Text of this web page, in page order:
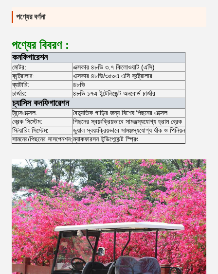
পণ্যের বর্ণনা
পণ্যের বিবরণ :
কনফিগারেশন
মোটর:
এক্সকার ৪৮ভি ৩.৭ কিলোওয়াট (এসি)
কন্ট্রোলার:
এক্সকার ৪৮ভি/৩৫০এ এসি কন্ট্রোলার
ব্যাটারি:
৪৮ভি
চার্জার:
৪৮ভি ১৭এ ইন্টেলিজেন্ট অনবোর্ড চার্জার
চ্যাসিস কনফিগারেশন
ট্রান্সএক্সেল:
বৈদ্যুতিক গাড়ির জন্য বিশেষ পিছনের এক্সেল
ব্রেক সিস্টেম:
পিছনের স্বয়ংক্রিয়ভাবে সামঞ্জস্যযোগ্য ড্রাম ব্রেক
স্টিয়ারিং সিস্টেম:
ডুয়াল স্বয়ংক্রিয়ভাবে সামঞ্জস্যযোগ্য র্যাক ও পিনিয়ন
সামনের/পিছনের সাসপেনশন:ম্যাকফারসন ইন্ডিপেন্ডেন্ট স্প্রিং